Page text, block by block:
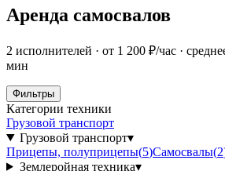
Аренда самосвалов
2 исполнителей · от 1 200 ₽/час ·
мин
Фильтры
Категории техники
Грузовой транспорт
Грузовой транспорт▾
Прицепы, полуприцепы(5)Самосвалы(2
Землеройная техника▾